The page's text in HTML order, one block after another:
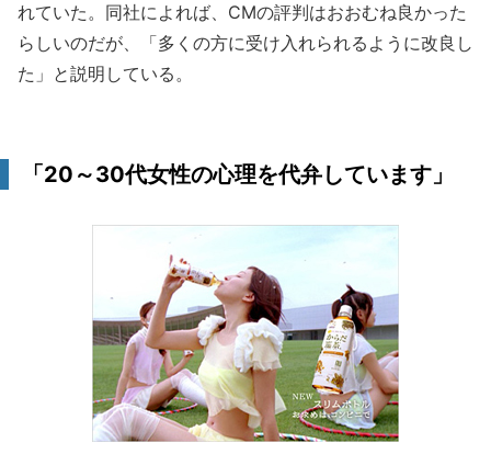
れていた。同社によれば、CMの評判はおおむね良かった
らしいのだが、「多くの方に受け入れられるように改良し
た」と説明している。
「20～30代女性の心理を代弁しています」